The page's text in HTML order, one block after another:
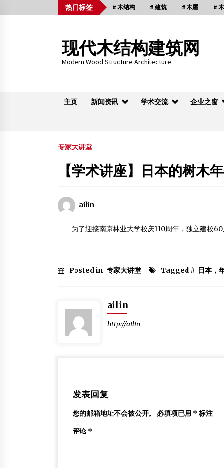
to
热门标签 # 木结构 # 建筑 # 木屋 #
现代木结构建筑网
Modern Wood Structure Architecture
主页 新闻资讯 学术交流 企业之窗
木桁架
重庆黔江失火 亚洲第一风雨廊桥被烧毁
2013年5月11日
2019年10月23日
嘉峪关关城木结构保护维修等工作正式开工
2012年5月27日
专家大讲堂
【学术讲座】日本的树木
ailin
为了迎接南京林业大学校庆110周年，独立建校60
Posted in 专家大讲堂 Tagged # 日本，
ailin
http://ailin
发表回复
您的邮箱地址不会被公开。 必填项已用 * 标注
评论 *